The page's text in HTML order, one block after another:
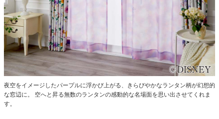
夜空をイメージしたパープルに浮かび上がる、きらびやかなランタン柄が幻想的
な窓辺に。
空へと昇る無数のランタンの感動的な名場面を思い出させてくれま
す。